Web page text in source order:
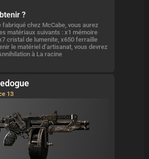
?
fabriqué chez McCabe, vous aurez
matériaux suivants : x1 mémoire
cristal de lumenite, x650 ferraille
le matériel d’artisanat, vous devrez
à La racine
13